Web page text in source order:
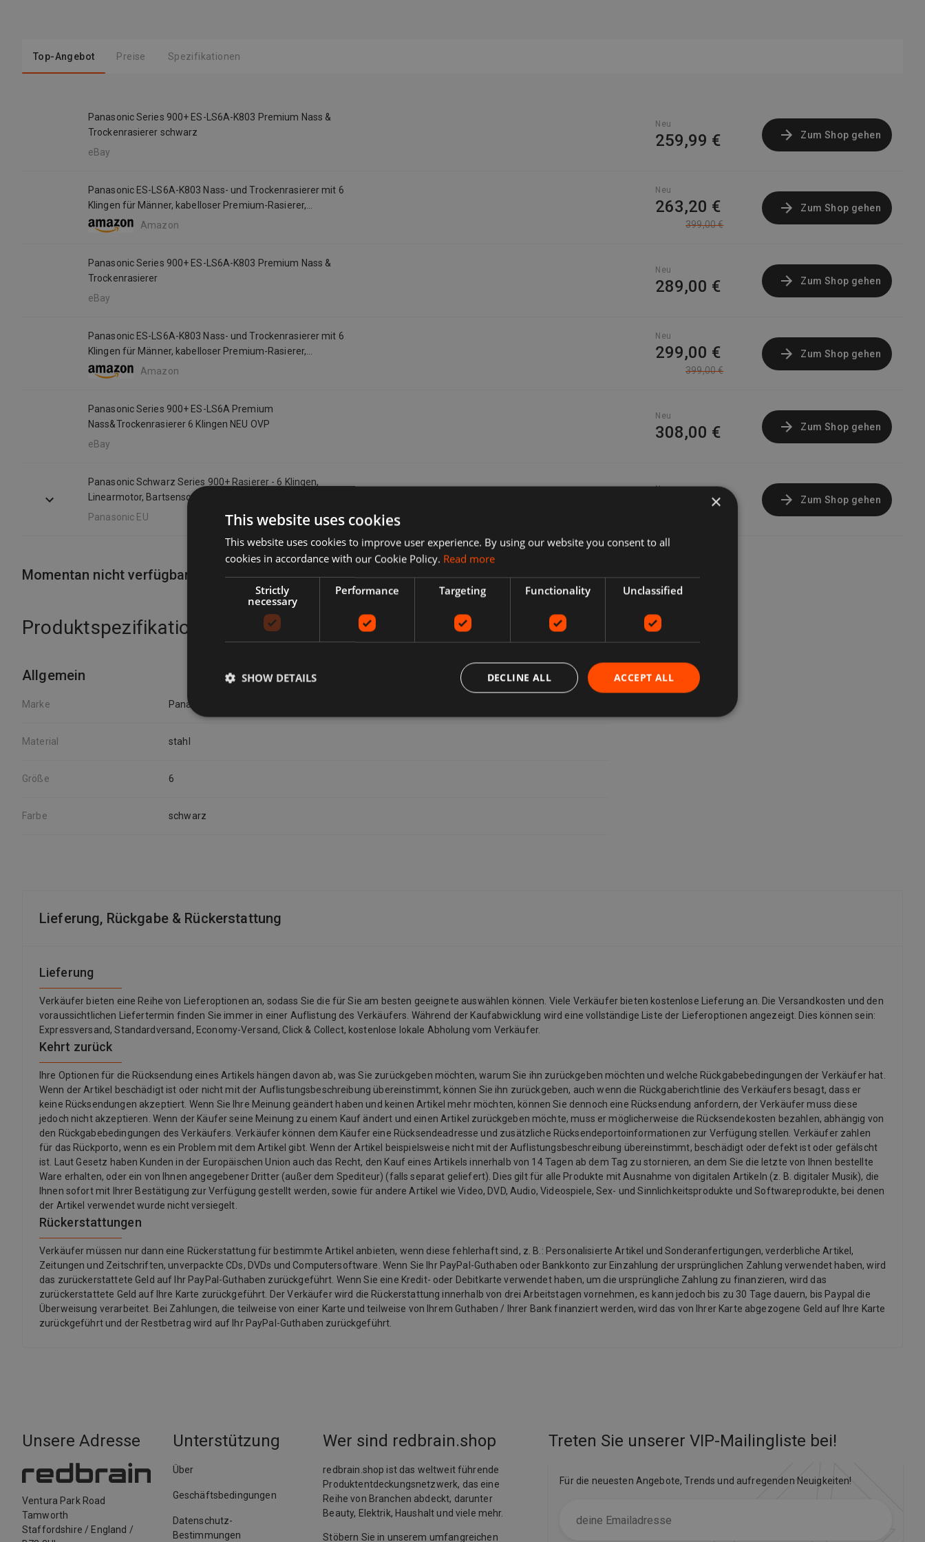
Top-Angebot Preise Spezifikationen
Panasonic Series 900+ ES-LS6A-K803 Premium Nass &
Trockenrasierer schwarz
eBay
Neu
259,99 € Zum Shop gehen
Panasonic ES-LS6A-K803 Nass- und Trockenrasierer mit 6
Klingen für Männer, kabelloser Premium-Rasierer,
reaktionsschneller Bartsensor, Klingen aus japanischem Stahl,
Multi-Flex-22D-Kopf, Mattschwarz
Amazon
Neu
263,20 €
399,00 €
Zum Shop gehen
Panasonic Series 900+ ES-LS6A-K803 Premium Nass &
Trockenrasierer
eBay
Neu
289,00 € Zum Shop gehen
Panasonic ES-LS6A-K803 Nass- und Trockenrasierer mit 6
Klingen für Männer, kabelloser Premium-Rasierer,
reaktionsschneller Bartsensor, Klingen aus japanischem Stahl,
Multi-Flex-22D-Kopf, Mattschwarz
Amazon
Neu
299,00 €
399,00 €
Zum Shop gehen
Panasonic Series 900+ ES-LS6A Premium
Nass&Trockenrasierer 6 Klingen NEU OVP
eBay
Neu
308,00 € Zum Shop gehen
Panasonic Schwarz Series 900+ Rasierer - 6 Klingen,
Linearmotor, Bartsensor
Panasonic EU
Neu
399,00 € Zum Shop gehen
Momentan nicht verfügbar
Produktspezifikationen
Allgemein
Marke Panasonic
Material stahl
Größe 6
Farbe schwarz
Lieferung, Rückgabe & Rückerstattung
Lieferung
Verkäufer bieten eine Reihe von Lieferoptionen an, sodass Sie die für Sie am besten geeignete auswählen können. Viele Verkäufer bieten kostenlose Lieferung an. Die Versandkosten und den
voraussichtlichen Liefertermin finden Sie immer in einer Auflistung des Verkäufers. Während der Kaufabwicklung wird eine vollständige Liste der Lieferoptionen angezeigt. Dies können sein:
Expressversand, Standardversand, Economy-Versand, Click & Collect, kostenlose lokale Abholung vom Verkäufer.
Kehrt zurück
Ihre Optionen für die Rücksendung eines Artikels hängen davon ab, was Sie zurückgeben möchten, warum Sie ihn zurückgeben möchten und welche Rückgabebedingungen der Verkäufer hat.
Wenn der Artikel beschädigt ist oder nicht mit der Auflistungsbeschreibung übereinstimmt, können Sie ihn zurückgeben, auch wenn die Rückgaberichtlinie des Verkäufers besagt, dass er
keine Rücksendungen akzeptiert. Wenn Sie Ihre Meinung geändert haben und keinen Artikel mehr möchten, können Sie dennoch eine Rücksendung anfordern, der Verkäufer muss diese
jedoch nicht akzeptieren. Wenn der Käufer seine Meinung zu einem Kauf ändert und einen Artikel zurückgeben möchte, muss er möglicherweise die Rücksendekosten bezahlen, abhängig von
den Rückgabebedingungen des Verkäufers. Verkäufer können dem Käufer eine Rücksendeadresse und zusätzliche Rücksendeportoinformationen zur Verfügung stellen. Verkäufer zahlen
für das Rückporto, wenn es ein Problem mit dem Artikel gibt. Wenn der Artikel beispielsweise nicht mit der Auflistungsbeschreibung übereinstimmt, beschädigt oder defekt ist oder gefälscht
ist. Laut Gesetz haben Kunden in der Europäischen Union auch das Recht, den Kauf eines Artikels innerhalb von 14 Tagen ab dem Tag zu stornieren, an dem Sie die letzte von Ihnen bestellte
Ware erhalten, oder ein von Ihnen angegebener Dritter (außer dem Spediteur) (falls separat geliefert). Dies gilt für alle Produkte mit Ausnahme von digitalen Artikeln (z. B. digitaler Musik), die
Ihnen sofort mit Ihrer Bestätigung zur Verfügung gestellt werden, sowie für andere Artikel wie Video, DVD, Audio, Videospiele, Sex- und Sinnlichkeitsprodukte und Softwareprodukte, bei denen
der Artikel verwendet wurde nicht versiegelt.
Rückerstattungen
Verkäufer müssen nur dann eine Rückerstattung für bestimmte Artikel anbieten, wenn diese fehlerhaft sind, z. B.: Personalisierte Artikel und Sonderanfertigungen, verderbliche Artikel,
Zeitungen und Zeitschriften, unverpackte CDs, DVDs und Computersoftware. Wenn Sie Ihr PayPal-Guthaben oder Bankkonto zur Einzahlung der ursprünglichen Zahlung verwendet haben, wird
das zurückerstattete Geld auf Ihr PayPal-Guthaben zurückgeführt. Wenn Sie eine Kredit- oder Debitkarte verwendet haben, um die ursprüngliche Zahlung zu finanzieren, wird das
zurückerstattete Geld auf Ihre Karte zurückgeführt. Der Verkäufer wird die Rückerstattung innerhalb von drei Arbeitstagen vornehmen, es kann jedoch bis zu 30 Tage dauern, bis Paypal die
Überweisung verarbeitet. Bei Zahlungen, die teilweise von einer Karte und teilweise von Ihrem Guthaben / Ihrer Bank finanziert werden, wird das von Ihrer Karte abgezogene Geld auf Ihre Karte
zurückgeführt und der Restbetrag wird auf Ihr PayPal-Guthaben zurückgeführt.
Unsere Adresse
Ventura Park Road
Tamworth
Staffordshire / England /
Unterstützung
Über
Geschäftsbedingungen
Datenschutz-
Bestimmungen
Wer sind redbrain.shop
redbrain.shop ist das weltweit führende
Produktentdeckungsnetzwerk, das eine
Reihe von Branchen abdeckt, darunter
Beauty, Elektrik, Haushalt und viele mehr.
Stöbern Sie in unserem umfangreichen
Treten Sie unserer VIP-Mailingliste bei!
Für die neuesten Angebote, Trends und aufregenden Neuigkeiten!
×
This website uses cookies
This website uses cookies to improve user experience. By using our website you consent to all
cookies in accordance with our Cookie Policy. Read more
Strictly
necessary
Performance Targeting Functionality Unclassified
ACCEPT ALL
DECLINE ALL
SHOW DETAILS